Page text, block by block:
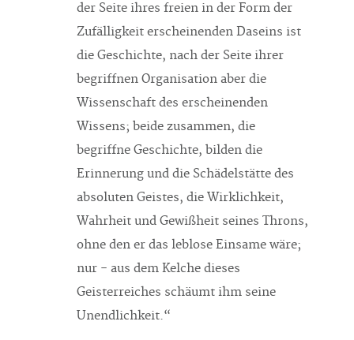
der Seite ihres freien in der Form der
Zufälligkeit erscheinenden Daseins ist
die Geschichte, nach der Seite ihrer
begriffnen Organisation aber die
Wissenschaft des erscheinenden
Wissens; beide zusammen, die
begriffne Geschichte, bilden die
Erinnerung und die Schädelstätte des
absoluten Geistes, die Wirklichkeit,
Wahrheit und Gewißheit seines Throns,
ohne den er das leblose Einsame wäre;
nur - aus dem Kelche dieses
Geisterreiches schäumt ihm seine
Unendlichkeit.“